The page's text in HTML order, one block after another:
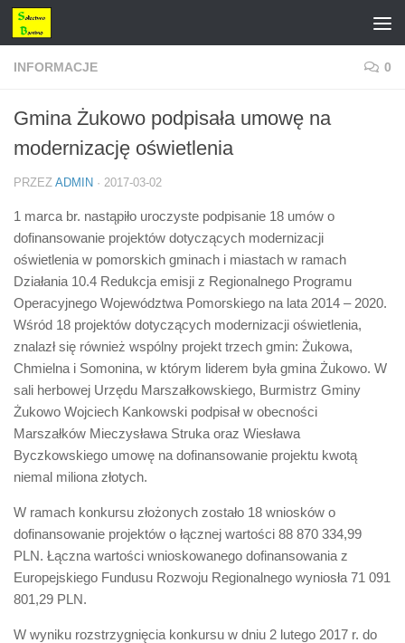
Przejdź do treści
INFORMACJE 0
Gmina Żukowo podpisała umowę na
modernizację oświetlenia
PRZEZ ADMIN · 2017-03-02
1 marca br. nastąpiło uroczyste podpisanie 18 umów o
dofinansowanie projektów dotyczących modernizacji
oświetlenia w pomorskich gminach i miastach w ramach
Działania 10.4 Redukcja emisji z Regionalnego Programu
Operacyjnego Województwa Pomorskiego na lata 2014 – 2020.
Wśród 18 projektów dotyczących modernizacji oświetlenia,
znalazł się również wspólny projekt trzech gmin: Żukowa,
Chmielna i Somonina, w którym liderem była gmina Żukowo. W
sali herbowej Urzędu Marszałkowskiego, Burmistrz Gminy
Żukowo Wojciech Kankowski podpisał w obecności
Marszałków Mieczysława Struka oraz Wiesława
Byczkowskiego umowę na dofinansowanie projektu kwotą
niemal miliona złotych.
W ramach konkursu złożonych zostało 18 wniosków o
dofinansowanie projektów o łącznej wartości 88 870 334,99
PLN. Łączna wartości wnioskowanego dofinansowania z
Europejskiego Fundusu Rozwoju Regionalnego wyniosła 71 091
801,29 PLN.
W wyniku rozstrzygnięcia konkursu w dniu 2 lutego 2017 r. do